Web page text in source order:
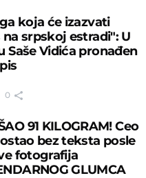
koja će izazvati
na srpskoj estradi": U
Saše Vidića pronađen
0
91 KILOGRAM! Ceo
bez teksta posle
fotografija
GLUMCA